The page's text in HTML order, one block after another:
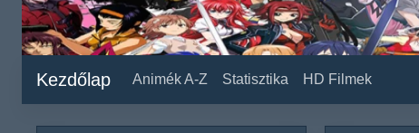
Kezdőlap Animék A-Z Statisztika HD Filmek